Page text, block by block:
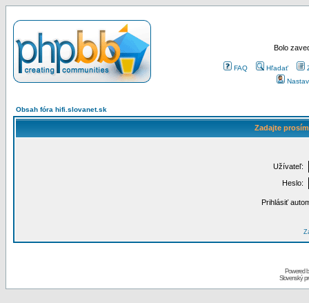
Bolo
FAQ Hľadať
Obsah fóra hifi.slovanet.sk
Zadajte
Užívateľ:
Heslo:
Prihlásiť
Powered
Slovenský